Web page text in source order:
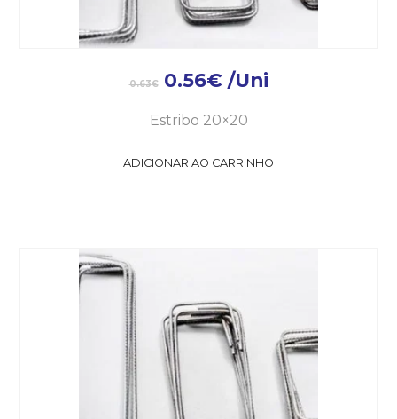
0.63€ 0.56€ /Uni
Estribo 20×20
ADICIONAR AO CARRINHO